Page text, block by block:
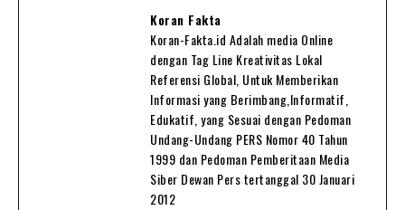
Koran Fakta
Koran-Fakta.id Adalah media Online
dengan Tag Line Kreativitas Lokal
Referensi Global, Untuk Memberikan
Informasi yang Berimbang,Informatif,
Edukatif, yang Sesuai dengan Pedoman
Undang-Undang PERS Nomor 40 Tahun
1999 dan Pedoman Pemberitaan Media
Siber Dewan Pers tertanggal 30 Januari
2012